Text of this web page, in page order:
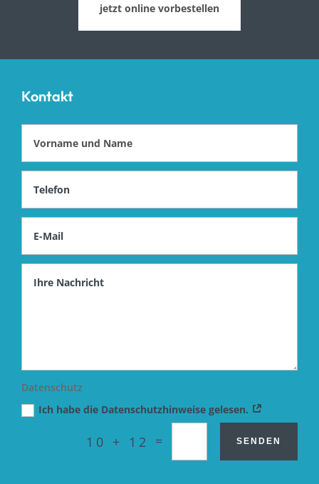
jetzt online vorbestellen
Kontakt
Datenschutz
Ich habe die Datenschutzhinweise gelesen.
10 + 12 = SENDEN